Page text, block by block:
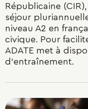
Républicaine
séjour
niveau A2 en
civique. Pour
ADATE met à
d'entraînement.